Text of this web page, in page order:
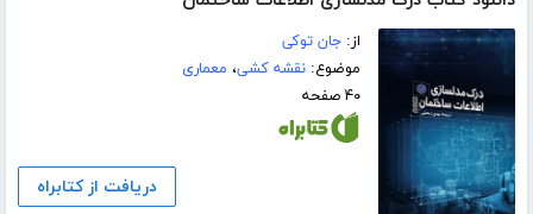
از:جان توکی
موضوع:نقشه کشی، معماری
۴۰ صفحه
دریافت از کتابراه